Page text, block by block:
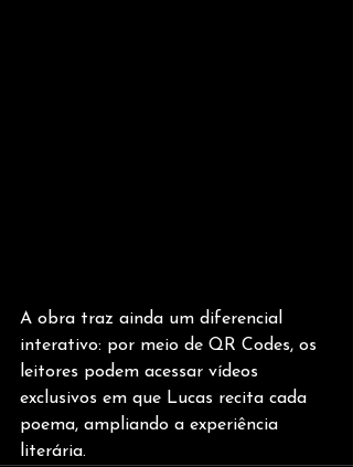
A obra traz ainda um diferencial
interativo: por meio de QR Codes, os
leitores podem acessar vídeos
exclusivos em que Lucas recita cada
poema, ampliando a experiência
literária.